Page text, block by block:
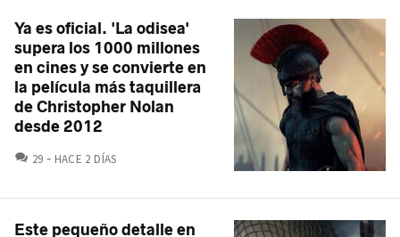
Ya es oficial. 'La odisea'
supera los 1000 millones
en cines y se convierte en
la película más taquillera
de Christopher Nolan
desde 2012
29 COMENTARIOS
HACE 2 DÍAS
Este pequeño detalle en